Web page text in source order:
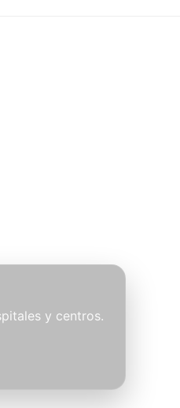
y centros.